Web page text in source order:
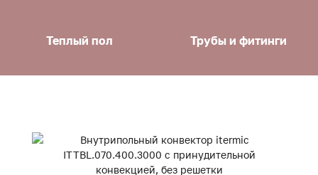
Теплый пол Трубы и фитинги